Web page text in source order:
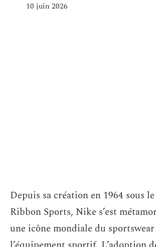
10 juin 2026
Depuis sa création en 1964 sous
Ribbon Sports, Nike s’est
une icône mondiale du